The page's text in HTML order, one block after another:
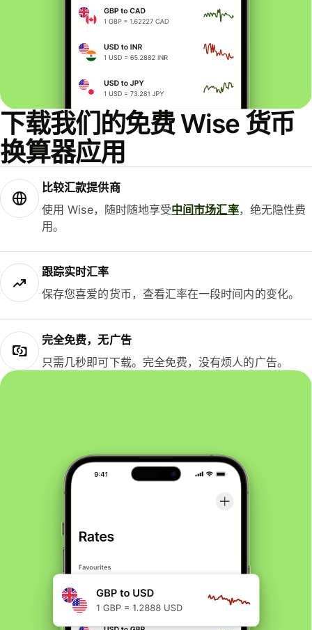
下载我们的免费 Wise 货币
换算器应用
比较汇款提供商
使用 Wise，随时随地享受中间市场汇率，绝无隐性费
用。
跟踪实时汇率
保存您喜爱的货币，查看汇率在一段时间内的变化。
完全免费，无广告
只需几秒即可下载。完全免费，没有烦人的广告。